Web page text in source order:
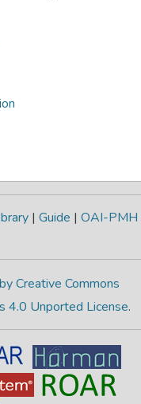
| Guide | OAI-PMH
Creative Commons
4.0 Unported License.